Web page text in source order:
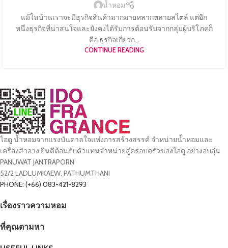
น้ำหอม
แม้ในบ้านเราจะมีธุรกิจสินค้ามากมายหลากหลายสไตล์ แต่อีก
หนึ่งธุรกิจที่น่าสนใจและยังคงได้รับการต้อนรับจากกลุ่มผู้บริโภคก็
คือ ธุรกิจเกี่ยวก...
CONTINUE READING
ไอดู น้ำหอมจากแรงบันดาลใจแห่งการสร้างสรรค์ จำหน่ายน้ำหอมและ
เครื่องสำอาง ยินดีต้อนรับตัวแทนจำหน่ายสู่ครอบครัวของไอดู อย่างอบอุ่น
PANUWAT JANTRAPORN
52/2 LADLUMKAEW, PATHUMTHANI
PHONE: (+66) 083-421-8293
เรื่องราวความหอม
ที่คุณตามหา